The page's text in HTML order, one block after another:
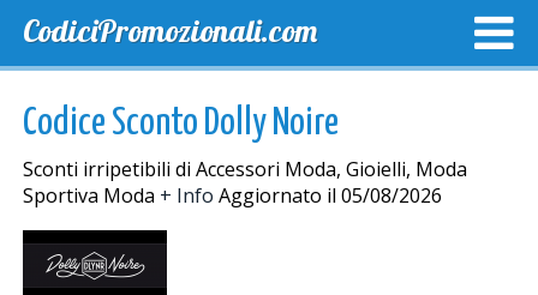
CodiciPromozionali.com
Codice Sconto Dolly Noire
Sconti irripetibili di Accessori Moda, Gioielli, Moda
Sportiva Moda + Info Aggiornato il 05/08/2026